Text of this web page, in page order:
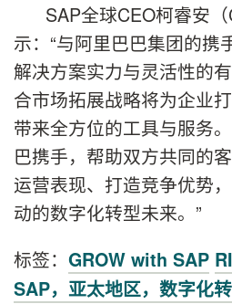
SAP全球CEO柯睿安
示：“与阿里巴巴集团的携
解决方案实力与灵活性的
合市场拓展战略将为企业
带来全方位的工具与服务
巴携手，帮助双方共同的
运营表现、打造竞争优势
动的数字化转型未来。”
标签： GROW with SAP
SAP，亚太地区，数字化